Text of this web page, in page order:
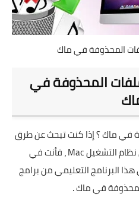
المحذوفة في ماك
المحذوفة في
في ماك ؟ إذا كنت تبحث عن طرق
لاستعادة الملفات المحذوفة في نظام التشغيل Mac ، فأنت في
البرنامج التعليمي من برامج
في ماك .